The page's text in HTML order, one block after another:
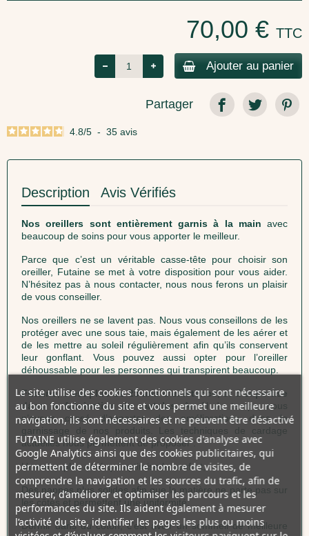
70,00 € TTC
Ajouter au panier
Partager
4.8/5 - 35 avis
Description Avis Vérifiés
Nos oreillers sont entièrement garnis à la main avec
beaucoup de soins pour vous apporter le meilleur.
Parce que c’est un véritable casse-tête pour choisir son
oreiller, Futaine se met à votre disposition pour vous aider.
N’hésitez pas à nous contacter, nous nous ferons un plaisir
de vous conseiller.
Nos oreillers ne se lavent pas. Nous vous conseillons de les
protéger avec une sous taie, mais également de les aérer et
de les mettre au soleil régulièrement afin qu’ils conservent
leur gonflant. Vous pouvez aussi opter pour l’oreiller
déhoussable pour les personnes qui transpirent beaucoup.
Futaine, c’est plus de 25 ans d’existence, et d’expertise
dans la fabrication de matelas.Au fil du temps, nous
n’avons cessé d’apporter des améliorations dans le
garnissage de nos produits. Les techniques de cardage
actuelles nous permettent de proposer :
Un coton plus aéré qui optimise le confort,
Des nappes plus solides afin que la matière ne parte pas sur
les côtés et permettent une uniformité.
Dormir dans du coton, c’est avoir un sommeil de meilleure
Le site utilise des cookies fonctionnels qui sont nécessaire
au bon fonctionne du site et vous permet une meilleure
navigation, ils sont nécessaires et ne peuvent être désactivé
FUTAINE utilise également des cookies d'analyse avec
Google Analytics ainsi que des cookies publicitaires, qui
permettent de déterminer le nombre de visites, de
comprendre la navigation et les sources du trafic, afin de
mesurer, d’améliorer et optimiser les parcours et les
performances du site. Ils aident également à mesurer
l’activité du site, identifier les pages les plus ou moins